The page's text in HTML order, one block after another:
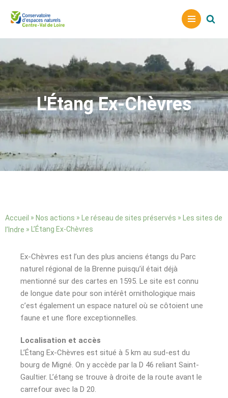
l
e
a
u
c
o
n
t
L'Étang Ex-Chèvres
Accueil » Nos actions » Le réseau de sites préservés »
Les sites de
l’Indre » L’Étang Ex-Chèvres
Ex-Chèvres est l’un des plus anciens étangs du Parc
naturel régional de la Brenne puisqu’il était déjà
mentionné sur des cartes en 1595. Le site est connu
de longue date pour son intérêt ornithologique mais
c’est également un espace naturel où se côtoient une
faune et une flore exceptionnelles.
Localisation et accès
L’Étang Ex-Chèvres est situé à 5 km au sud-est du
bourg de Migné. On y accède par la D 46 reliant Saint-
Gaultier. L’étang se trouve à droite de la route avant le
carrefour avec la D 20.